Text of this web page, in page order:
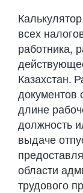
всех
работника,
Казахстан.
документов
длине
должность
выдаче
области
трудового